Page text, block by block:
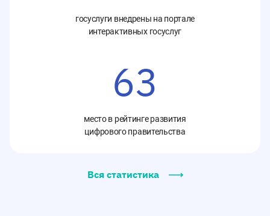
госуслуги внедрены на портале
интерактивных госуслуг
63
место в рейтинге развития
цифрового правительства
Вся статистика